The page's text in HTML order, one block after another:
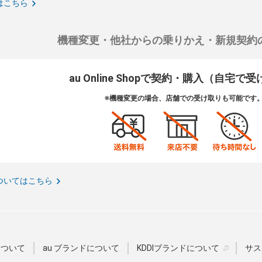
こちら
機種変更・他社からの乗りかえ・新規契約
au Online Shopで契約・購入（自宅で受
※機種変更の場合、店舗での受け取りも可能です
いてはこちら
いて au ブランドについて KDDIブランドについて サ